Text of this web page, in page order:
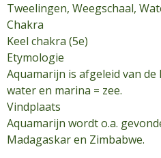
Tweelingen, Weegschaal,
Chakra
Keel chakra (5e)
Etymologie
Aquamarijn is afgeleid van
water en marina = zee.
Vindplaats
Aquamarijn wordt o.a.
Madagaskar en Zimbabwe.